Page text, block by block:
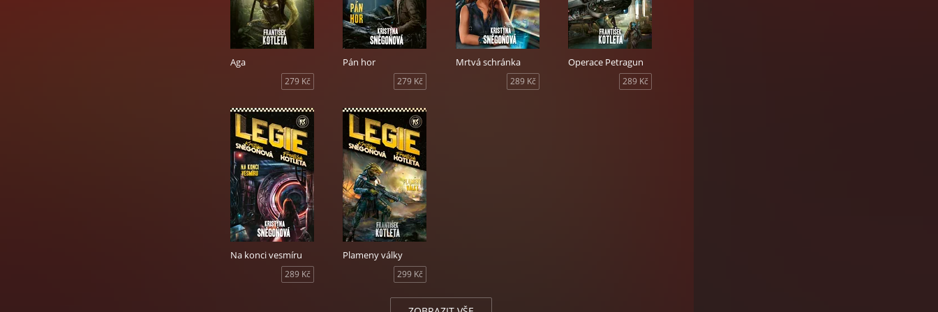
Aga
279 Kč
Pán hor
279 Kč
Mrtvá schránka
289 Kč
Operace Petragun
289 Kč
Na konci vesmíru
289 Kč
Plameny války
299 Kč